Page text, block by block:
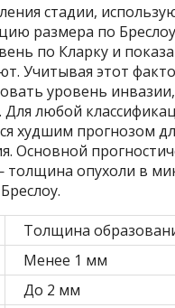
стадии,
размера по
по Кларку и
Учитывая этот
уровень
Для любой
худшим прогнозом
Основной
толщина опухоли в
Толщина
Менее 1 мм
До 2 мм